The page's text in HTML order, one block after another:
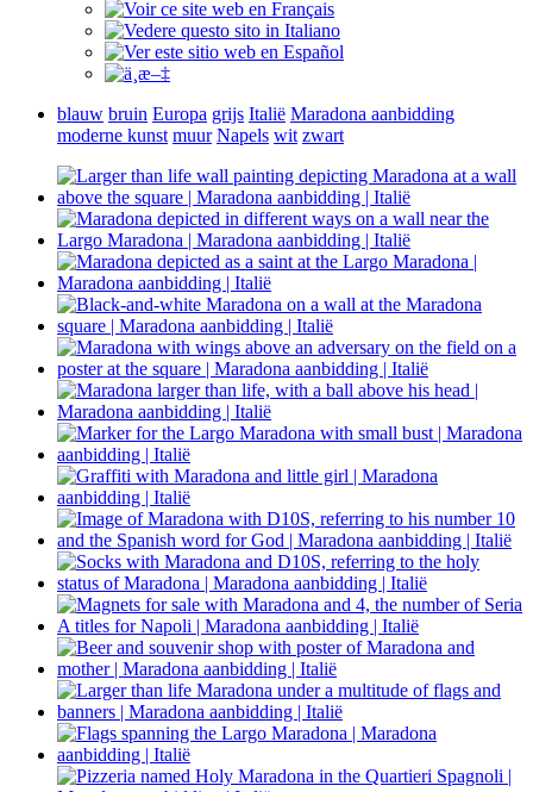
blauw bruin Europa grijs Italië Maradona aanbidding
moderne kunst muur Napels wit zwart